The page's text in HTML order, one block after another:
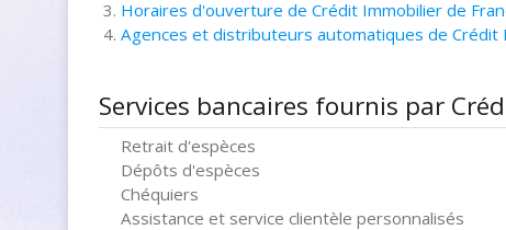
Horaires d'ouverture de Crédit Immobilier de
Agences et distributeurs automatiques de Crédit
Services bancaires fournis par
Retrait d'espèces
Dépôts d'espèces
Chéquiers
Assistance et service clientèle personnalisés